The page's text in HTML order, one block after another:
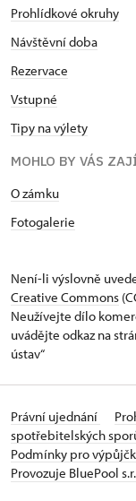
Prohlídkové okruhy
Návštěvní doba
Rezervace
Vstupné
Tipy na výlety
MOHLO BY VÁS
O zámku
Fotogalerie
Není-li výslovně
Creative Commons
Neužívejte dílo
uvádějte odkaz na
ústav“
Právní ujednání
spotřebitelských
Podmínky pro
Provozuje BluePool